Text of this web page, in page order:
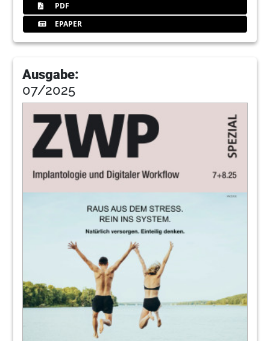
PDF
EPAPER
Ausgabe:
07/2025